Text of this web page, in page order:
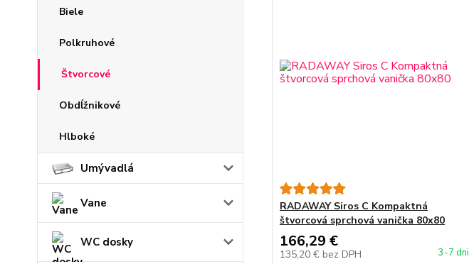
Biele
Polkruhové
Štvorcové
Obdĺžnikové
Hlboké
Umývadlá
Vane
WC dosky
RADAWAY Siros C Kompaktná
štvorcová sprchová vanička 80x80
166,29 €
135,20 € bez DPH 3-7 dni